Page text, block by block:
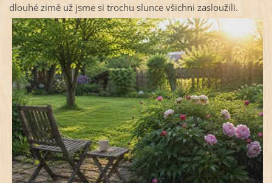
dlouhé zimě už jsme si trochu slunce všichni zasloužili.